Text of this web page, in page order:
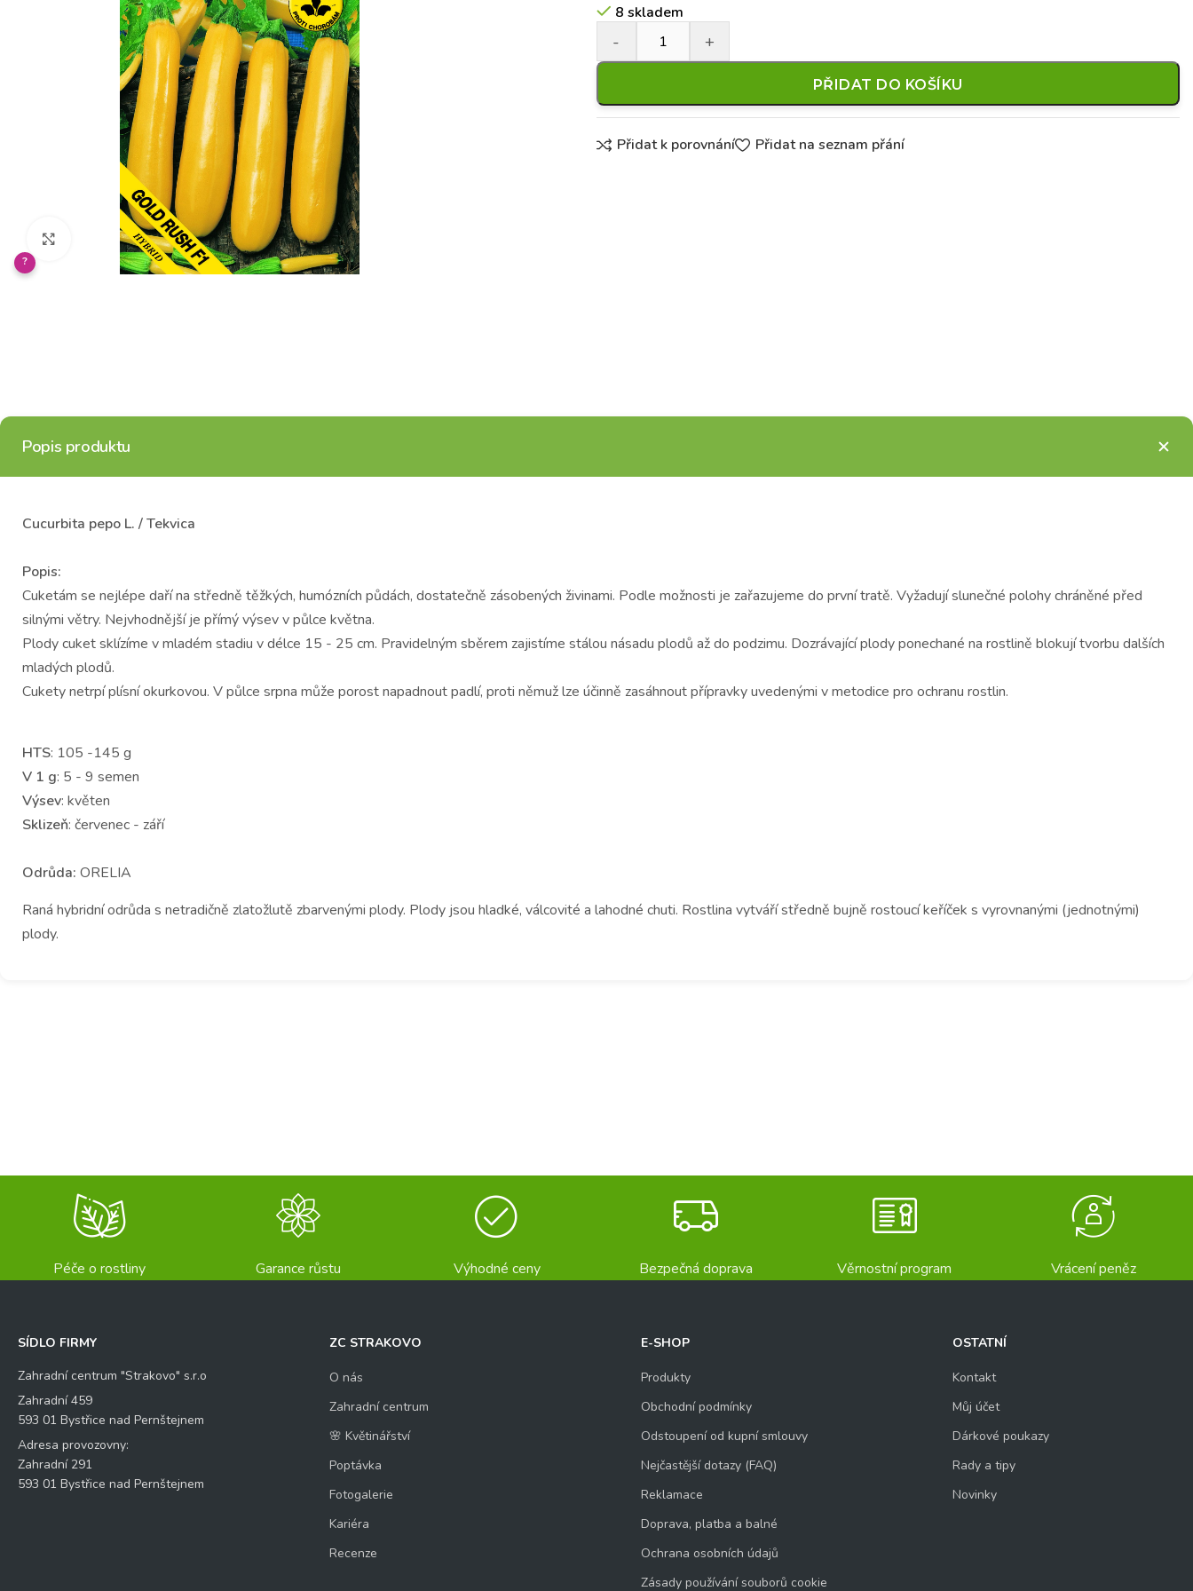
Klikněte pro zvětšení
?
8 skladem
PŘIDAT DO KOŠÍKU
Přidat k porovnání Přidat na seznam přání
Popis produktu
Cucurbita pepo L. / Tekvica
Popis:
Cuketám se nejlépe daří na středně těžkých, humózních půdách, dostatečně zásobených živinami. Podle možnosti je zařazujeme do první tratě. Vyžadují slunečné polohy chráněné před
silnými větry. Nejvhodnější je přímý výsev v půlce května.
Plody cuket sklízíme v mladém stadiu v délce 15 - 25 cm. Pravidelným sběrem zajistíme stálou násadu plodů až do podzimu. Dozrávající plody ponechané na rostlině blokují tvorbu dalších
mladých plodů.
Cukety netrpí plísní okurkovou. V půlce srpna může porost napadnout padlí, proti němuž lze účinně zasáhnout přípravky uvedenými v metodice pro ochranu rostlin.
HTS: 105 -145 g
V 1 g: 5 - 9 semen
Výsev: květen
Sklizeň: červenec - září
Odrůda: ORELIA
Raná hybridní odrůda s netradičně zlatožlutě zbarvenými plody. Plody jsou hladké, válcovité a lahodné chuti. Rostlina vytváří středně bujně rostoucí keříček s vyrovnanými (jednotnými)
plody.
Péče o rostliny Garance růstu Výhodné ceny Bezpečná doprava Věrnostní program Vrácení peněz
SÍDLO FIRMY
Zahradní centrum "Strakovo" s.r.o
Zahradní 459
593 01 Bystřice nad Pernštejnem
Adresa provozovny:
Zahradní 291
593 01 Bystřice nad Pernštejnem
ZC STRAKOVO
O nás
Zahradní centrum
🌸 Květinářství
Poptávka
Fotogalerie
Kariéra
Recenze
E-SHOP
Produkty
Obchodní podmínky
Odstoupení od kupní smlouvy
Nejčastější dotazy (FAQ)
Reklamace
Doprava, platba a balné
Ochrana osobních údajů
Zásady používání souborů cookie
OSTATNÍ
Kontakt
Můj účet
Dárkové poukazy
Rady a tipy
Novinky